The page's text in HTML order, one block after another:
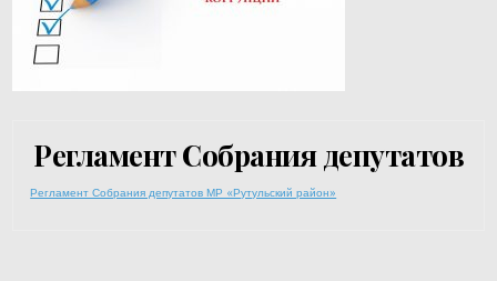
Регламент Собрания депутатов
Регламент Собрания депутатов МР «Рутульский район»